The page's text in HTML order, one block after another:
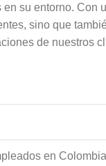
su entorno. Con
sino que
de nuestros
en